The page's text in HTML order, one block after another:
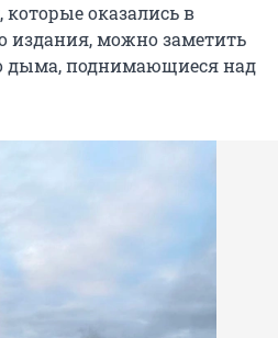
оказались в
издания, можно заметить
дыма, поднимающиеся над